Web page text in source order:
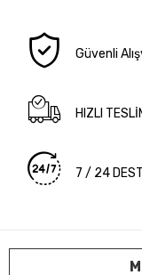
Güvenli
HIZLI
7 / 24